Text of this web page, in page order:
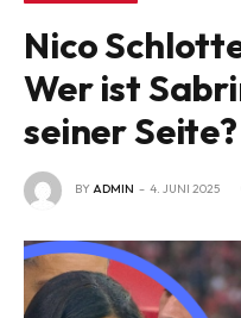
Nico
Wer ist
seiner Seite?
BYADMIN 4. JUNI 2025